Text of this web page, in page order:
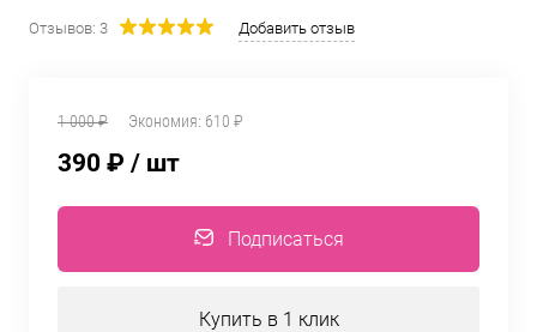
Отзывов: 3 Добавить отзыв
1 000 ₽ Экономия: 610 ₽
390 ₽ / шт
Подписаться
Купить в 1 клик